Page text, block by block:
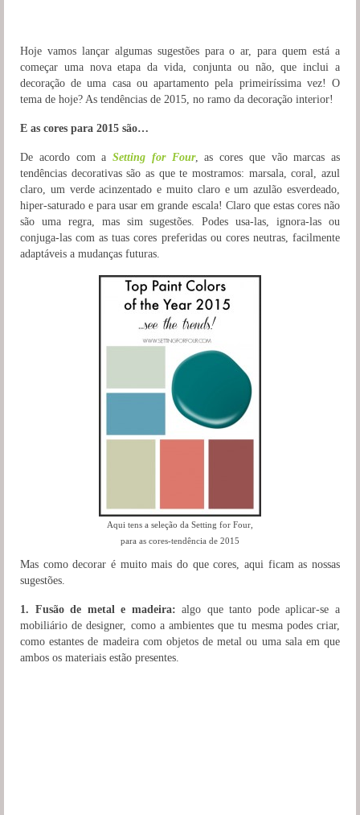
Hoje vamos lançar algumas sugestões para o ar, para quem está a
começar uma nova etapa da vida, conjunta ou não, que inclui a
decoração de uma casa ou apartamento pela primeiríssima vez! O
tema de hoje? As tendências de 2015, no ramo da decoração interior!
E as cores para 2015 são…
De acordo com a Setting for Four, as cores que vão marcas as
tendências decorativas são as que te mostramos: marsala, coral, azul
claro, um verde acinzentado e muito claro e um azulão esverdeado,
hiper-saturado e para usar em grande escala! Claro que estas cores não
são uma regra, mas sim sugestões. Podes usa-las, ignora-las ou
conjuga-las com as tuas cores preferidas ou cores neutras, facilmente
adaptáveis a mudanças futuras.
Aqui tens a seleção da Setting for Four,
para as cores-tendência de 2015
Mas como decorar é muito mais do que cores, aqui ficam as nossas
sugestões.
1. Fusão de metal e madeira: algo que tanto pode aplicar-se a
mobiliário de designer, como a ambientes que tu mesma podes criar,
como estantes de madeira com objetos de metal ou uma sala em que
ambos os materiais estão presentes.